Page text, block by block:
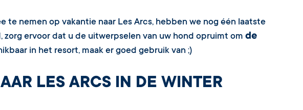
nemen op vakantie naar Les Arcs, hebben we nog één laatste
ervoor dat u de uitwerpselen van uw hond opruimt om de
in het resort, maak er goed gebruik van ;)
LES ARCS IN DE WINTER